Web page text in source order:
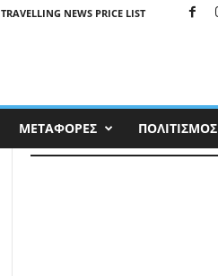
TRAVELLING NEWS PRICE LIST
ΜΕΤΑΦΟΡΕΣ ΠΟΛΙΤΙΣΜΟΣ